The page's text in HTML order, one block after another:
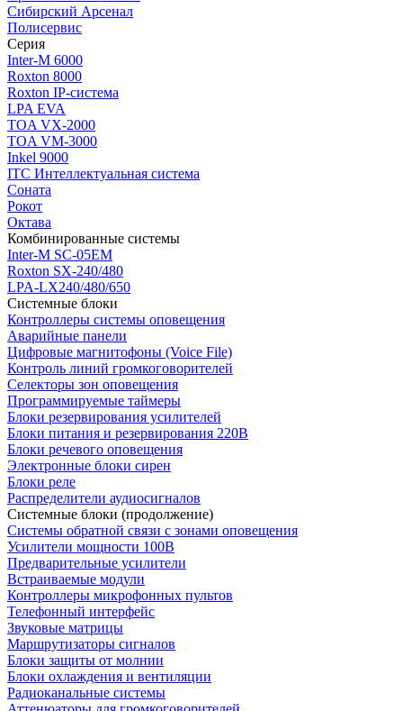
Сибирский Арсенал
Полисервис
Серия
Inter-M 6000
Roxton 8000
Roxton IP-система
LPA EVA
TOA VX-2000
TOA VM-3000
Inkel 9000
ITC Интеллектуальная система
Соната
Рокот
Октава
Комбинированные системы
Inter-M SC-05EM
Roxton SX-240/480
LPA-LX240/480/650
Системные блоки
Контроллеры системы оповещения
Аварийные панели
Цифровые магнитофоны (Voice File)
Контроль линий громкоговорителей
Селекторы зон оповещения
Программируемые таймеры
Блоки резервирования усилителей
Блоки питания и резервирования 220В
Блоки речевого оповещения
Электронные блоки сирен
Блоки реле
Распределители аудиосигналов
Системные блоки (продолжение)
Системы обратной связи с зонами оповещения
Усилители мощности 100В
Предварительные усилители
Встраиваемые модули
Контроллеры микрофонных пультов
Телефонный интерфейс
Звуковые матрицы
Маршрутизаторы сигналов
Блоки защиты от молнии
Блоки охлаждения и вентиляции
Радиоканальные системы